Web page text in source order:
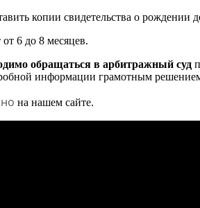
копии свидетельства о рождении
6 до 8 месяцев.
обращаться в арбитражный суд
информации грамотным
на нашем сайте.